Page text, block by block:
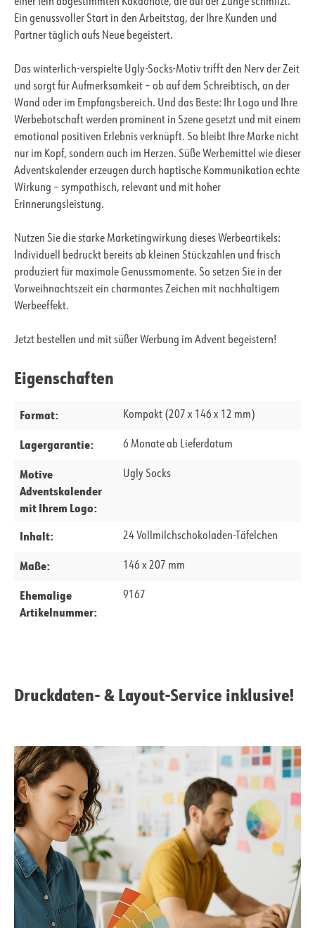
einer fein abgestimmten Kakaonote, die auf der Zunge schmilzt.
Ein genussvoller Start in den Arbeitstag, der Ihre Kunden und
Partner täglich aufs Neue begeistert.
Das winterlich-verspielte Ugly-Socks-Motiv trifft den Nerv der Zeit
und sorgt für Aufmerksamkeit – ob auf dem Schreibtisch, an der
Wand oder im Empfangsbereich. Und das Beste: Ihr Logo und Ihre
Werbebotschaft werden prominent in Szene gesetzt und mit einem
emotional positiven Erlebnis verknüpft. So bleibt Ihre Marke nicht
nur im Kopf, sondern auch im Herzen. Süße Werbemittel wie dieser
Adventskalender erzeugen durch haptische Kommunikation echte
Wirkung – sympathisch, relevant und mit hoher
Erinnerungsleistung.
Nutzen Sie die starke Marketingwirkung dieses Werbeartikels:
Individuell bedruckt bereits ab kleinen Stückzahlen und frisch
produziert für maximale Genussmomente. So setzen Sie in der
Vorweihnachtszeit ein charmantes Zeichen mit nachhaltigem
Werbeeffekt.
Jetzt bestellen und mit süßer Werbung im Advent begeistern!
Eigenschaften
Format: Kompakt (207 x 146 x 12 mm)
Lagergarantie: 6 Monate ab Lieferdatum
Motive
Adventskalender
mit Ihrem Logo:
Ugly Socks
Inhalt: 24 Vollmilchschokoladen-Täfelchen
Maße: 146 x 207 mm
Ehemalige
Artikelnummer:
9167
Druckdaten- & Layout-Service inklusive!